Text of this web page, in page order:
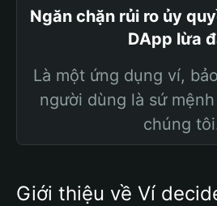
Ngăn chặn rủi ro ủy
DApp lừa
Là một ứng dụng ví,
người dùng là sứ
chúng
Giới thiệu về Ví